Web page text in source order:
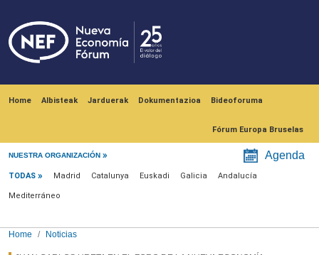
Home Albisteak Jarduerak Dokumentazioa Bideoforuma
Fórum Europa Bruselas
NUESTRA ORGANIZACIÓN Agenda
Menú noticias
TODAS Madrid Catalunya Euskadi Galicia Andalucía
Mediterráneo
Home Noticias